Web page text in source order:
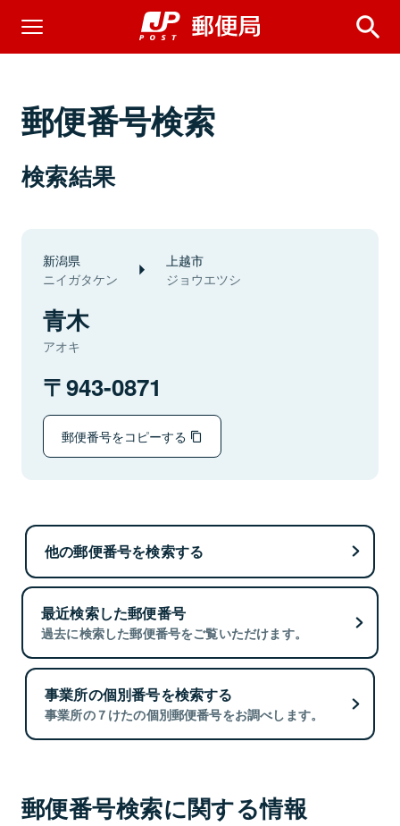
郵便番号検索
検索結果
新潟県
ニイガタケン
上越市
ジョウエツシ
青木
アオキ
943-0871
郵便番号をコピーする
他の郵便番号を検索する
最近検索した郵便番号
過去に検索した郵便番号をご覧いただけます。
事業所の個別番号を検索する
事業所の７けたの個別郵便番号をお調べします。
郵便番号検索に関する情報